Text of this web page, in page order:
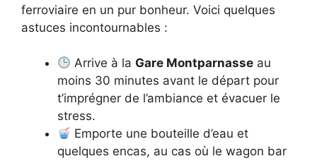
ferroviaire en un pur bonheur. Voici quelques
astuces incontournables :
Arrive à la Gare Montparnasse au
moins 30 minutes avant le départ pour
t’imprégner de l’ambiance et évacuer le
stress.
Emporte une bouteille d’eau et
quelques encas, au cas où le wagon bar